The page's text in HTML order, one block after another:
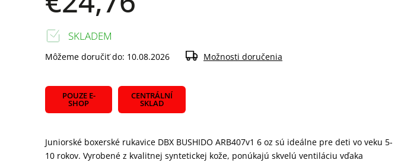
POUZE E-
SHOP
CENTRÁLNÍ
SKLAD
Juniorské boxerské rukavice DBX BUSHIDO ARB407v1 6 oz sú ideálne pre deti vo veku 5-
10 rokov. Vyrobené z kvalitnej syntetickej kože, ponúkajú skvelú ventiláciu vďaka
SKLADEM
Môžeme doručiť do: 10.08.2026 Možnosti doručenia